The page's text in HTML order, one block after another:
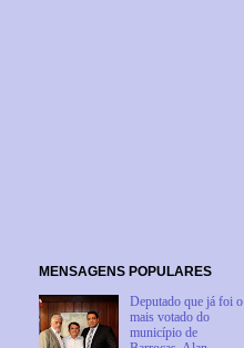
MENSAGENS POPULARES
Deputado que já foi o
mais votado do
município de